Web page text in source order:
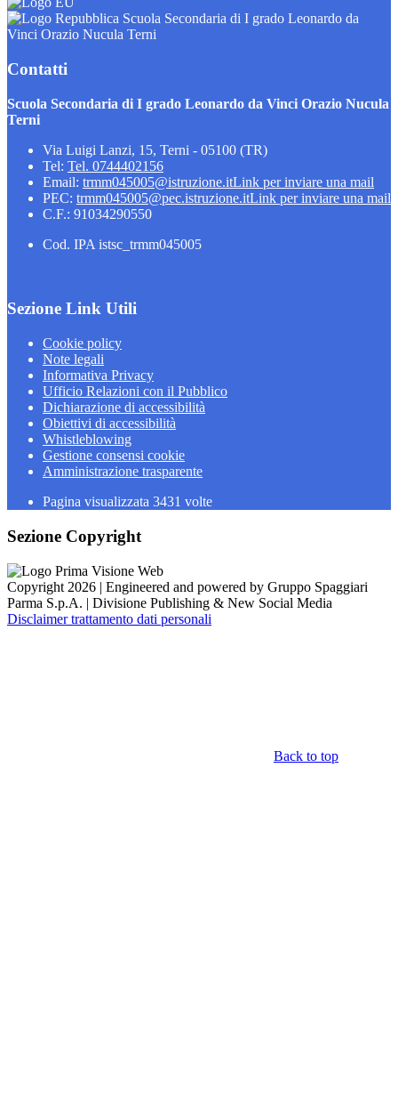
Scuola Secondaria di I grado Leonardo da
Vinci Orazio Nucula Terni
Contatti
Scuola Secondaria di I grado Leonardo da Vinci Orazio Nucula
Terni
Via Luigi Lanzi, 15, Terni - 05100 (TR)
Tel: Tel. 0744402156
Email: trmm045005@istruzione.itLink per inviare una mail
PEC: trmm045005@pec.istruzione.itLink per inviare una mail
C.F.: 91034290550
Cod. IPA istsc_trmm045005
Sezione Link Utili
Cookie policy
Note legali
Informativa Privacy
Ufficio Relazioni con il Pubblico
Dichiarazione di accessibilità
Obiettivi di accessibilità
Whistleblowing
Gestione consensi cookie
Amministrazione trasparente
Pagina visualizzata 3431 volte
Sezione Copyright
Copyright 2026 | Engineered and powered by Gruppo Spaggiari
Parma S.p.A. | Divisione Publishing & New Social Media
Disclaimer trattamento dati personali
Back to top